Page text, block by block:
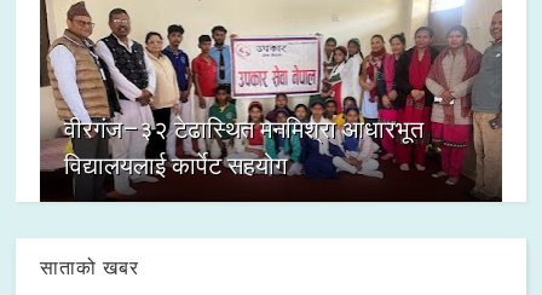
वीरगंज–३२ टेढास्थित मनमिश्रा आधारभूत
विद्यालयलाई कार्पेट सहयोग
साताको खबर